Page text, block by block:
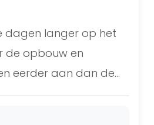
dagen langer op het
de opbouw en
eerder aan dan de